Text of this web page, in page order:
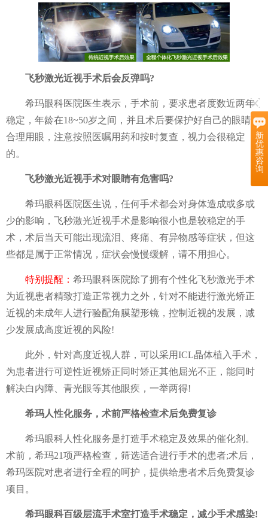
新
优
惠
咨
询
飞秒激光近视手术后会反弹吗?
希玛眼科医院医生表示，手术前，要求患者度数近两年
稳定，年龄在18~50岁之间，并且术后要保护好自己的眼睛，
合理用眼，注意按照医嘱用药和按时复查，视力会很稳定
的。
飞秒激光近视手术对眼睛有危害吗?
希玛眼科医院医生说，任何手术都会对身体造成或多或
少的影响，飞秒激光近视手术是影响很小也是较稳定的手
术，术后当天可能出现流泪、疼痛、有异物感等症状，但这
些都是属于正常情况，症状会慢慢缓解，请不用担心。
特别提醒： 希玛眼科医院除了拥有个性化飞秒激光手术
为近视患者精致打造正常视力之外，针对不能进行激光矫正
近视的未成年人进行验配角膜塑形镜，控制近视的发展，减
少发展成高度近视的风险!
此外，针对高度近视人群，可以采用ICL晶体植入手术，
为患者进行可逆性近视矫正同时矫正其他屈光不正，能同时
解决白内障、青光眼等其他眼疾，一举两得!
希玛人性化服务，术前严格检查术后免费复诊
希玛眼科人性化服务是打造手术稳定及效果的催化剂。
术前，希玛21项严格检查，筛选适合进行手术的患者;术后，
希玛医院对患者进行全程的呵护，提供给患者术后免费复诊
项目。
希玛眼科百级层流手术室打造手术稳定，减少手术感染!